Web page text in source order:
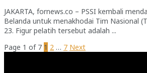
JAKARTA, fornews.co – PSSI kembali
Belanda untuk menakhodai Tim Nasional
23. Figur pelatih tersebut adalah ...
Page 1 of 7 1 2 … 7 Next